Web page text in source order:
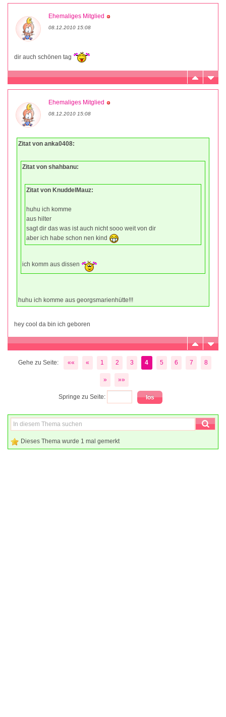
Ehemaliges Mitglied
08.12.2010 15:08
dir auch schönen tag
Ehemaliges Mitglied
08.12.2010 15:08
Zitat von anka0408:
Zitat von shahbanu:
Zitat von KnuddelMauz:
huhu ich komme
aus hilter
sagt dir das was ist auch nicht sooo weit von dir
aber ich habe schon nen kind
ich komm aus dissen
huhu ich komme aus georgsmarienhütte!!!
hey cool da bin ich geboren
Gehe zu Seite: «« « 1 2 3 4 5 6 7 8
» »»
Springe zu Seite:
Dieses Thema wurde 1 mal gemerkt